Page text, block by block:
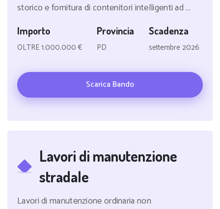
storico e fornitura di contenitori intelligenti ad ...
Importo
OLTRE 1.000.000 €
Provincia
PD
Scadenza
settembre 2026
Scarica Bando
Lavori di manutenzione
stradale
Lavori di manutenzione ordinaria non